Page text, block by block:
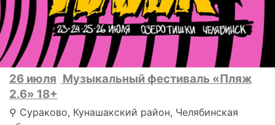
26 июля Музыкальный фестиваль «Пляж
2.6» 18+
⚲ Сураково, Кунашакский район, Челябинская